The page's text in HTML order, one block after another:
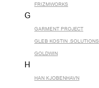
FRIZMWORKS
G
GARMENT PROJECT
GLEB KOSTIN .SOLUTIONS
GOLDWIN
H
HAN KJOBENHAVN